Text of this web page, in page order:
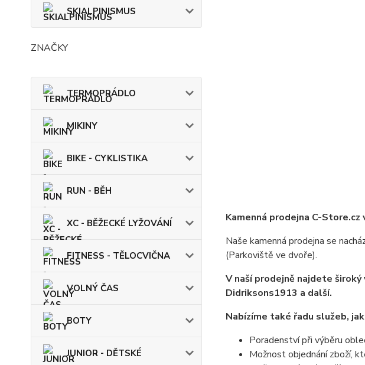
SKIALPINISMUS
ZNAČKY
TERMOPRÁDLO
MIKINY
BIKE - CYKLISTIKA
RUN - BĚH
XC - BĚŽECKÉ LYŽOVÁNÍ
FITNESS - TĚLOCVIČNA
VOLNÝ ČAS
BOTY
JUNIOR - DĚTSKÉ
Kamenná prodejna C-Store.cz
Naše kamenná prodejna se
(Parkoviště ve dvoře).
V naší prodejně najdete
Didriksons1913 a další.
Nabízíme také řadu služeb,
Poradenství při výběru
Možnost objednání zboží,